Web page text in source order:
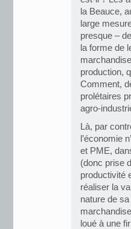
la Beauce,
large
presque –
la forme de
production,
Comment,
prolétaires
agro-
Là, par
l’économie
et PME,
(donc prise
productivité
réaliser la
nature de
loué à une